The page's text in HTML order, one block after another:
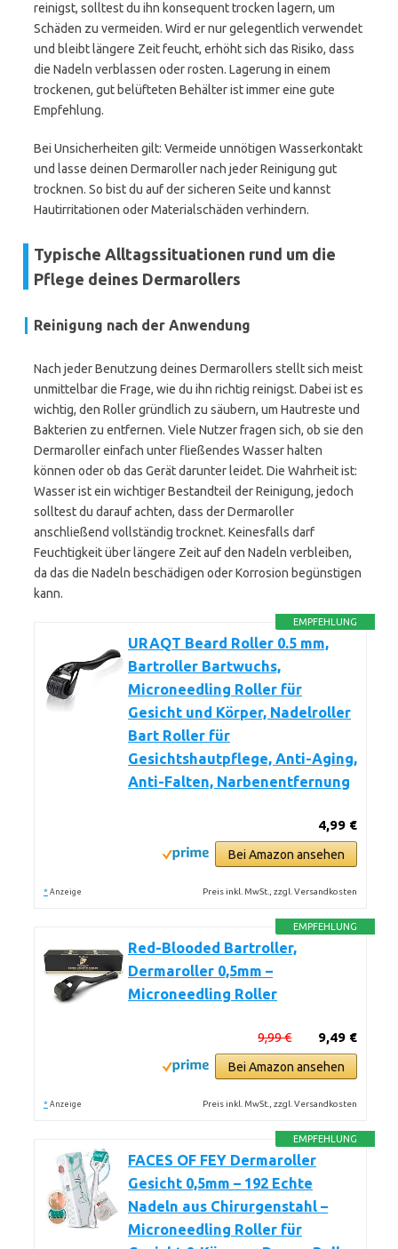
reinigst, solltest du ihn konsequent trocken lagern, um
Schäden zu vermeiden. Wird er nur gelegentlich verwendet
und bleibt längere Zeit feucht, erhöht sich das Risiko, dass
die Nadeln verblassen oder rosten. Lagerung in einem
trockenen, gut belüfteten Behälter ist immer eine gute
Empfehlung.
Bei Unsicherheiten gilt: Vermeide unnötigen Wasserkontakt
und lasse deinen Dermaroller nach jeder Reinigung gut
trocknen. So bist du auf der sicheren Seite und kannst
Hautirritationen oder Materialschäden verhindern.
Typische Alltagssituationen rund um die
Pflege deines Dermarollers
Reinigung nach der Anwendung
Nach jeder Benutzung deines Dermarollers stellt sich meist
unmittelbar die Frage, wie du ihn richtig reinigst. Dabei ist es
wichtig, den Roller gründlich zu säubern, um Hautreste und
Bakterien zu entfernen. Viele Nutzer fragen sich, ob sie den
Dermaroller einfach unter fließendes Wasser halten
können oder ob das Gerät darunter leidet. Die Wahrheit ist:
Wasser ist ein wichtiger Bestandteil der Reinigung, jedoch
solltest du darauf achten, dass der Dermaroller
anschließend vollständig trocknet. Keinesfalls darf
Feuchtigkeit über längere Zeit auf den Nadeln verbleiben,
da das die Nadeln beschädigen oder Korrosion begünstigen
kann.
EMPFEHLUNG
URAQT Beard Roller 0.5 mm,
Bartroller Bartwuchs,
Microneedling Roller für
Gesicht und Körper, Nadelroller
Bart Roller für
Gesichtshautpflege, Anti-Aging,
Anti-Falten, Narbenentfernung
4,99 €
Bei Amazon ansehen
* Anzeige Preis inkl. MwSt., zzgl. Versandkosten
EMPFEHLUNG
Red-Blooded Bartroller,
Dermaroller 0,5mm –
Microneedling Roller
9,49 €
9,99 €
Bei Amazon ansehen
* Anzeige Preis inkl. MwSt., zzgl. Versandkosten
EMPFEHLUNG
FACES OF FEY Dermaroller
Gesicht 0,5mm – 192 Echte
Nadeln aus Chirurgenstahl –
Microneedling Roller für